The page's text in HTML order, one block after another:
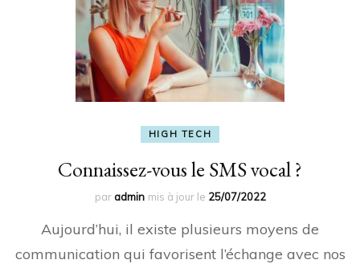
HIGH TECH
Connaissez-vous le SMS vocal ?
paradmin mis à jour le 25/07/2022
Aujourd’hui, il existe plusieurs moyens de
communication qui favorisent l’échange avec nos